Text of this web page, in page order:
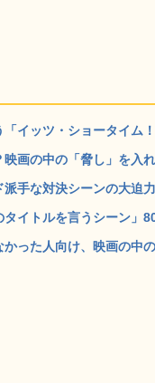
イッツ・ショータイム
画の中の「脅し」を入
手な対決シーンの大迫
タイトルを言うシーン」
った人向け、映画の中